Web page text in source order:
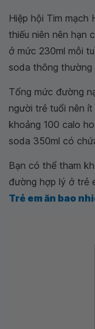
Hiệp hội Tim mạch
thiếu niên nên hạn
ở mức 230ml mỗi
soda thông
Tổng mức đường
người trẻ tuổi nên
khoảng 100 calo
soda 350ml có
Bạn có thể tham
đường hợp lý ở trẻ
Trẻ em ăn bao